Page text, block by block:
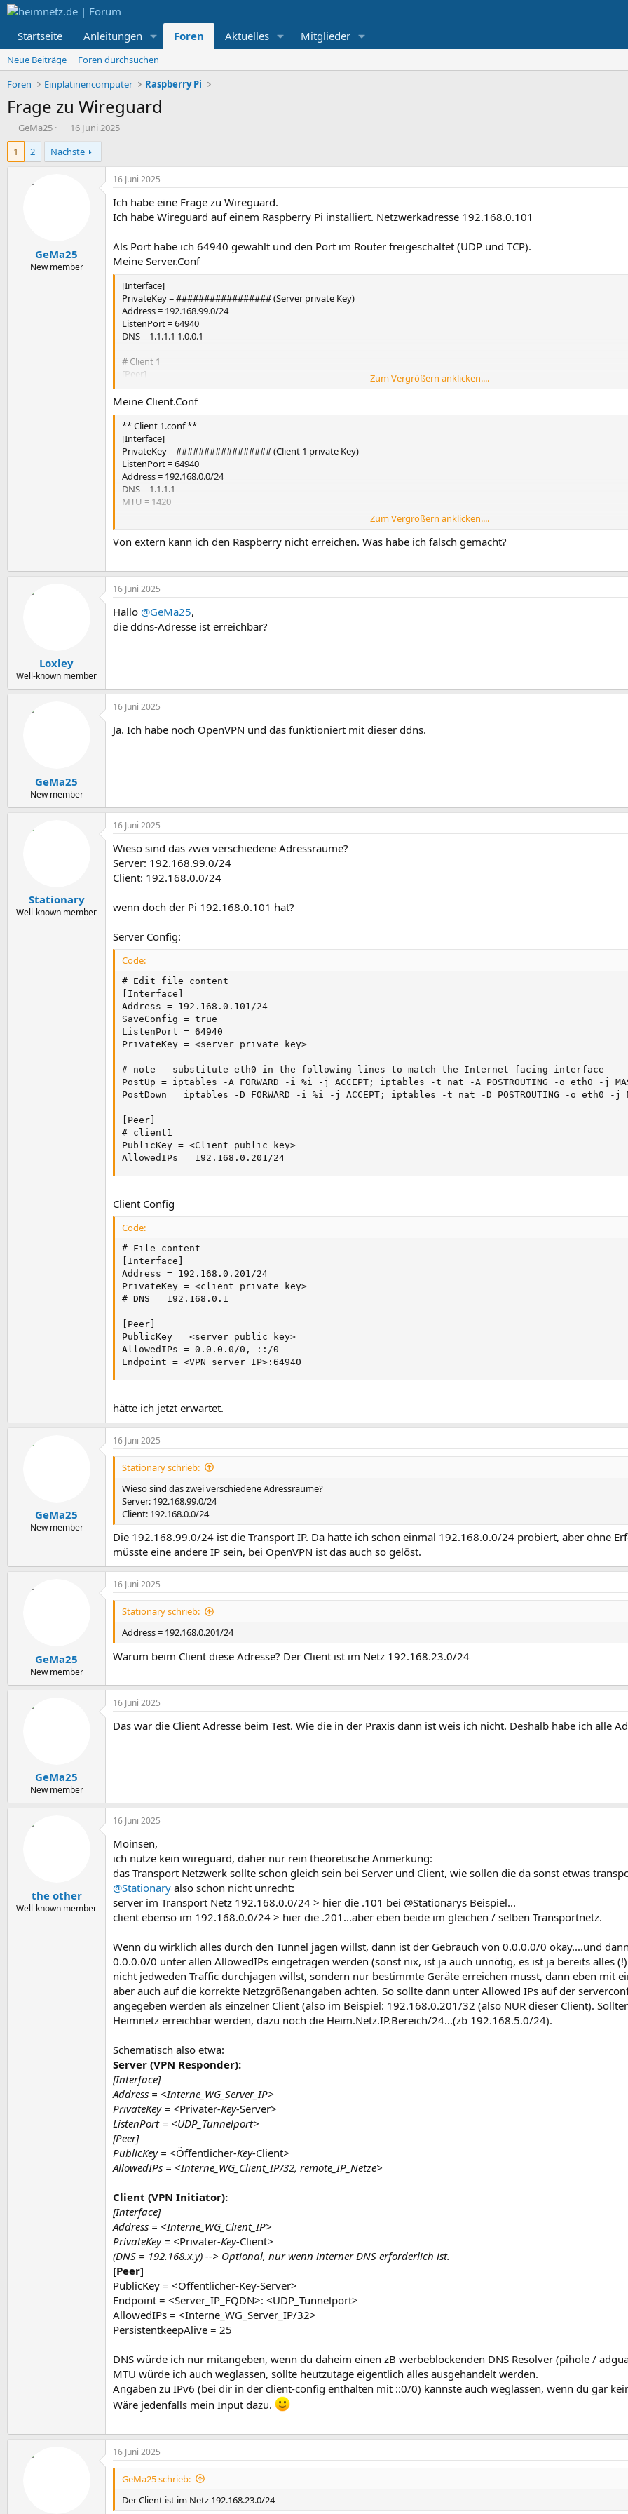
Startseite Anleitungen Foren Aktuelles Mitglieder
Neue Beiträge
Foren durchsuchen
Foren
Einplatinencomputer Raspberry Pi
Frage zu Wireguard
E
r
t
GeMa25
E
r
s
t
16 Juni 2025
1
2 Nächste
GeMa25
New member
16 Juni 2025
Ich habe eine Frage zu Wireguard.
Ich habe Wireguard auf einem Raspberry Pi installiert. Netzwerkadresse 192.168.0.101
Als Port habe ich 64940 gewählt und den Port im Router freigeschaltet (UDP und TCP).
Meine Server.Conf
[Interface]
PrivateKey = ################# (Server private Key)
Address = 192.168.99.0/24
ListenPort = 64940
DNS = 1.1.1.1 1.0.0.1
# Client 1
[Peer]
AllowedIPs = 0.0.0.0/24
# Client 2
[Peer]
PublicKey = ################# (Client 2 public Key)
AllowedIPs = 0.0.0.0/24
Zum Vergrößern anklicken....
Meine Client.Conf
** Client 1.conf **
[Interface]
PrivateKey = ################# (Client 1 private Key)
ListenPort = 64940
Address = 192.168.0.0/24
DNS = 1.1.1.1
MTU = 1420
PublicKey = ################# (Server public Key)
PersistentKeepalive = 30
Zum Vergrößern anklicken....
Von extern kann ich den Raspberry nicht erreichen. Was habe ich falsch gemacht?
Loxley
Well-known member
16 Juni 2025
Hallo @GeMa25,
die ddns-Adresse ist erreichbar?
GeMa25
New member
16 Juni 2025
Ja. Ich habe noch OpenVPN und das funktioniert mit dieser ddns.
Stationary
Well-known member
16 Juni 2025
Wieso sind das zwei verschiedene Adressräume?
Server: 192.168.99.0/24
Client: 192.168.0.0/24
wenn doch der Pi 192.168.0.101 hat?
Server Config:
Code:
# Edit file content
[Interface]
Address = 192.168.0.101/24
SaveConfig = true
ListenPort = 64940
PrivateKey = <server private key>
# note - substitute eth0 in the following lines to match the Internet-facing interface
PostUp = iptables -A FORWARD -i %i -j ACCEPT; iptables -t nat -A POSTROUTING -o eth0 -j
PostDown = iptables -D FORWARD -i %i -j ACCEPT; iptables -t nat -D POSTROUTING -o eth0 -j
[Peer]
# client1
PublicKey = <Client public key>
AllowedIPs = 192.168.0.201/24
Client Config
Code:
# File content
[Interface]
Address = 192.168.0.201/24
PrivateKey = <client private key>
# DNS = 192.168.0.1
[Peer]
PublicKey = <server public key>
AllowedIPs = 0.0.0.0/0, ::/0
Endpoint = <VPN server IP>:64940
hätte ich jetzt erwartet.
GeMa25
New member
16 Juni 2025
Stationary schrieb:
Wieso sind das zwei verschiedene Adressräume?
Server: 192.168.99.0/24
Client: 192.168.0.0/24
Die 192.168.99.0/24 ist die Transport IP. Da hatte ich schon einmal 192.168.0.0/24 probiert, aber ohne
müsste eine andere IP sein, bei OpenVPN ist das auch so gelöst.
GeMa25
New member
16 Juni 2025
Stationary schrieb:
Address = 192.168.0.201/24
Warum beim Client diese Adresse? Der Client ist im Netz 192.168.23.0/24
GeMa25
New member
16 Juni 2025
Das war die Client Adresse beim Test. Wie die in der Praxis dann ist weis ich nicht. Deshalb habe ich alle
the other
Well-known member
16 Juni 2025
Moinsen,
ich nutze kein wireguard, daher nur rein theoretische Anmerkung:
das Transport Netzwerk sollte schon gleich sein bei Server und Client, wie sollen die da sonst etwas
@Stationary also schon nicht unrecht:
server im Transport Netz 192.168.0.0/24 > hier die .101 bei @Stationarys Beispiel...
client ebenso im 192.168.0.0/24 > hier die .201...aber eben beide im gleichen / selben Transportnetz.
Wenn du wirklich alles durch den Tunnel jagen willst, dann ist der Gebrauch von 0.0.0.0/0 okay....und
0.0.0.0/0 unter allen AllowedIPs eingetragen werden (sonst nix, ist ja auch unnötig, es ist ja bereits alles
nicht jedweden Traffic durchjagen willst, sondern nur bestimmte Geräte erreichen musst, dann eben mit
aber auch auf die korrekte Netzgrößenangaben achten. So sollte dann unter Allowed IPs auf der
angegeben werden als einzelner Client (also im Beispiel: 192.168.0.201/32 (also NUR dieser Client).
Heimnetz erreichbar werden, dazu noch die Heim.Netz.IP.Bereich/24...(zb 192.168.5.0/24).
Schematisch also etwa:
Server (VPN Responder):
[Interface]
Address = <Interne_WG_Server_IP>
PrivateKey = <Privater-Key-Server>
ListenPort = <UDP_Tunnelport>
[Peer]
PublicKey = <Öffentlicher-Key-Client>
AllowedIPs = <Interne_WG_Client_IP/32, remote_IP_Netze>
Client (VPN Initiator):
[Interface]
Address = <Interne_WG_Client_IP>
PrivateKey = <Privater-Key-Client>
(DNS = 192.168.x.y) --> Optional, nur wenn interner DNS erforderlich ist.
[Peer]
PublicKey = <Öffentlicher-Key-Server>
Endpoint = <Server_IP_FQDN>: <UDP_Tunnelport>
AllowedIPs = <Interne_WG_Server_IP/32>
PersistentkeepAlive = 25
DNS würde ich nur mitangeben, wenn du daheim einen zB werbeblockenden DNS Resolver (pihole /
MTU würde ich auch weglassen, sollte heutzutage eigentlich alles ausgehandelt werden.
Angaben zu IPv6 (bei dir in der client-config enthalten mit ::0/0) kannste auch weglassen, wenn du gar
Wäre jedenfalls mein Input dazu.
16 Juni 2025
GeMa25 schrieb:
Der Client ist im Netz 192.168.23.0/24